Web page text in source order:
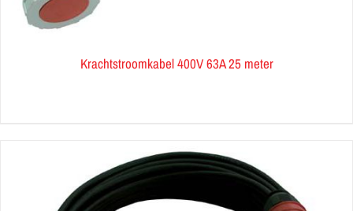
Krachtstroomkabel 400V 63A 25 meter